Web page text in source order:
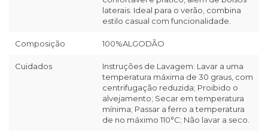
laterais. Ideal para o verão, combina
estilo casual com funcionalidade.
Composição 100%ALGODÃO
Cuidados
Instruções de Lavagem: Lavar a uma
temperatura máxima de 30 graus, com
centrifugação reduzida; Proibido o
alvejamento; Secar em temperatura
mínima; Passar a ferro a temperatura
de no máximo 110°C; Não lavar a seco.